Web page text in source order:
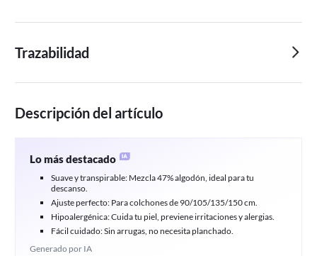
Trazabilidad
Descripción del artículo
Lo más destacado
Suave y transpirable: Mezcla 47% algodón, ideal para tu
descanso.
Ajuste perfecto: Para colchones de 90/105/135/150 cm.
Hipoalergénica: Cuida tu piel, previene irritaciones y alergias.
Fácil cuidado: Sin arrugas, no necesita planchado.
Generado por IA